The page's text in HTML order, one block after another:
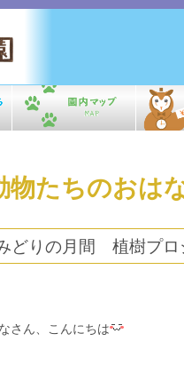
物たちのおは
どりの月間 植樹プ
さん、こんにちは